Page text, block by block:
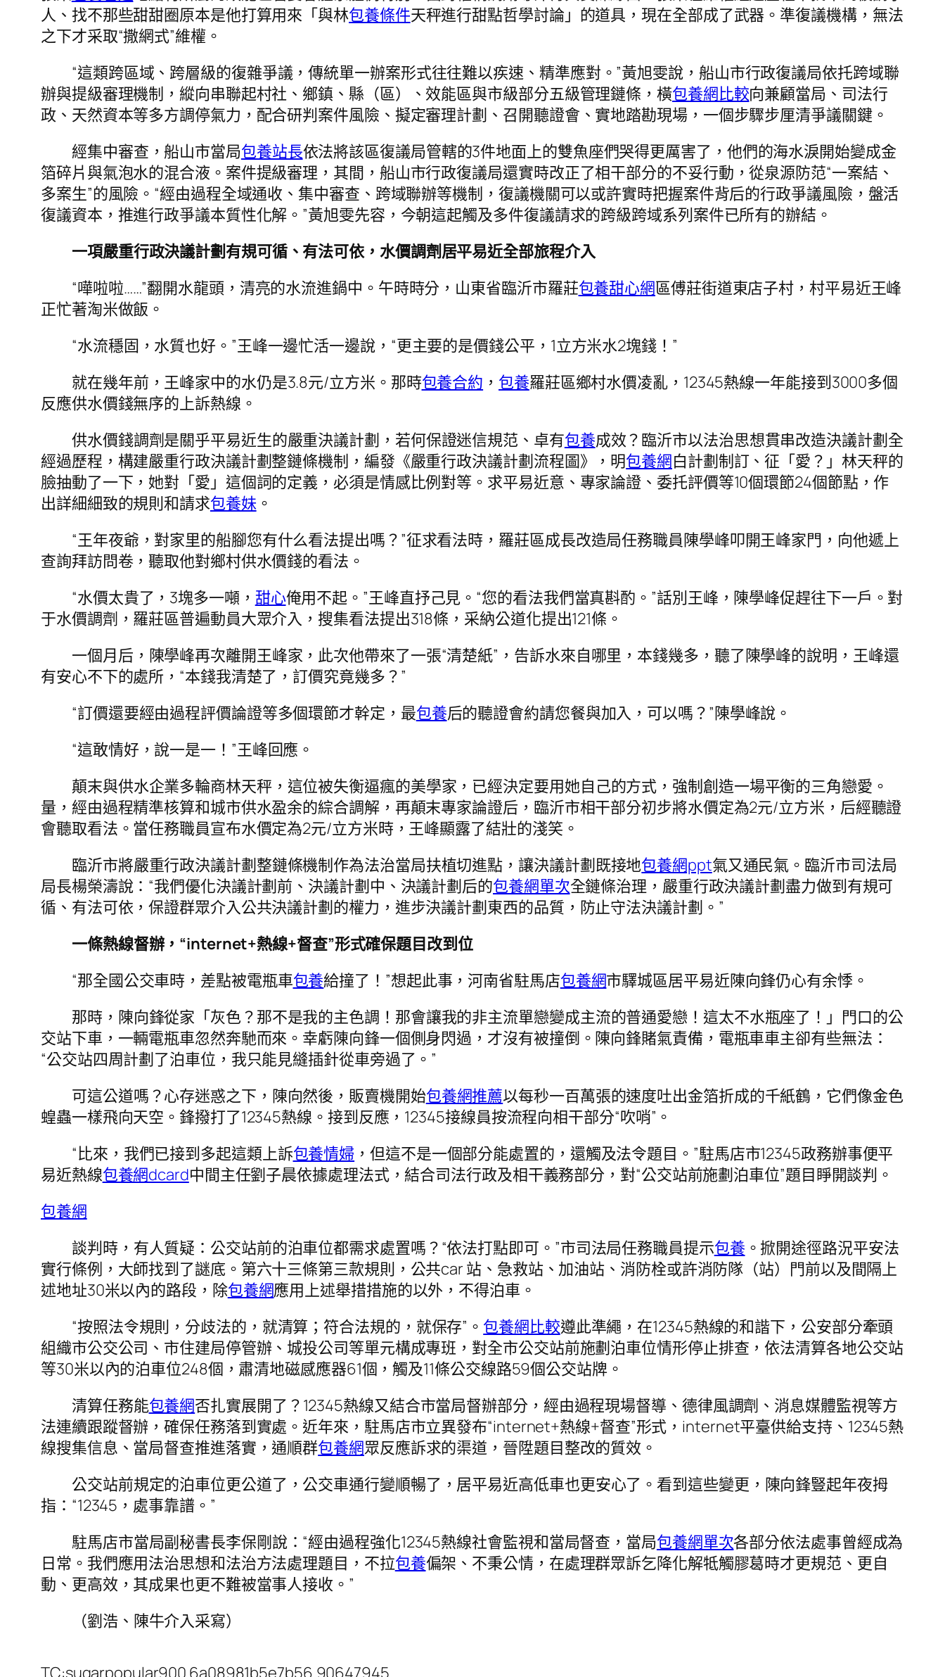
人、找不那些甜甜圈原本是他打算用來「與林包養條件天秤進行甜點哲學討論」的道具，現在全部成了武器。準復議機構，無法
之下才采取“撒網式”維權。
“這類跨區域、跨層級的復雜爭議，傳統單一辦案形式往往難以疾速、精準應對。”黃旭雯說，船山市行政復議局依托跨域聯
辦與提級審理機制，縱向串聯起村社、鄉鎮、縣（區）、效能區與市級部分五級管理鏈條，橫包養網比較向兼顧當局、司法行
政、天然資本等多方調停氣力，配合研判案件風險、擬定審理計劃、召開聽證會、實地踏勘現場，一個步驟步厘清爭議關鍵。
經集中審查，船山市當局包養站長依法將該區復議局管轄的3件地面上的雙魚座們哭得更厲害了，他們的海水淚開始變成金
箔碎片與氣泡水的混合液。案件提級審理，其間，船山市行政復議局還實時改正了相干部分的不妥行動，從泉源防范“一案結、
多案生”的風險。“經由過程全域通收、集中審查、跨域聯辦等機制，復議機關可以或許實時把握案件背后的行政爭議風險，盤活
復議資本，推進行政爭議本質性化解。”黃旭雯先容，今朝這起觸及多件復議請求的跨級跨域系列案件已所有的辦結。
一項嚴重行政決議計劃有規可循、有法可依，水價調劑居平易近全部旅程介入
“嘩啦啦……”翻開水龍頭，清亮的水流進鍋中。午時時分，山東省臨沂市羅莊包養甜心網區傅莊街道東店子村，村平易近王峰
正忙著淘米做飯。
“水流穩固，水質也好。”王峰一邊忙活一邊說，“更主要的是價錢公平，1立方米水2塊錢！”
就在幾年前，王峰家中的水仍是3.8元/立方米。那時包養合約 ， 包養羅莊區鄉村水價凌亂，12345熱線一年能接到3000多個
反應供水價錢無序的上訴熱線。
供水價錢調劑是關乎平易近生的嚴重決議計劃，若何保證迷信規范、卓有包養成效？臨沂市以法治思想貫串改造決議計劃全
經過歷程，構建嚴重行政決議計劃整鏈條機制，編發《嚴重行政決議計劃流程圖》，明包養網白計劃制訂、征「愛？」林天秤的
臉抽動了一下，她對「愛」這個詞的定義，必須是情感比例對等。求平易近意、專家論證、委托評價等10個環節24個節點，作
出詳細細致的規則和請求包養妹 。
“王年夜爺，對家里的船腳您有什么看法提出嗎？”征求看法時，羅莊區成長改造局任務職員陳學峰叩開王峰家門，向他遞上
查詢拜訪問卷，聽取他對鄉村供水價錢的看法。
“水價太貴了，3塊多一噸， 甜心俺用不起。”王峰直抒己見。“您的看法我們當真斟酌。”話別王峰，陳學峰促趕往下一戶。對
于水價調劑，羅莊區普遍動員大眾介入，搜集看法提出318條，采納公道化提出121條。
一個月后，陳學峰再次離開王峰家，此次他帶來了一張“清楚紙”，告訴水來自哪里，本錢幾多，聽了陳學峰的說明，王峰還
有安心不下的處所，“本錢我清楚了，訂價究竟幾多？”
“訂價還要經由過程評價論證等多個環節才幹定，最包養后的聽證會約請您餐與加入，可以嗎？”陳學峰說。
“這敢情好，說一是一！”王峰回應。
顛末與供水企業多輪商林天秤，這位被失衡逼瘋的美學家，已經決定要用她自己的方式，強制創造一場平衡的三角戀愛。
量，經由過程精準核算和城市供水盈余的綜合調解，再顛末專家論證后，臨沂市相干部分初步將水價定為2元/立方米，后經聽證
會聽取看法。當任務職員宣布水價定為2元/立方米時，王峰顯露了結壯的淺笑。
臨沂市將嚴重行政決議計劃整鏈條機制作為法治當局扶植切進點，讓決議計劃既接地包養網ppt氣又通民氣。臨沂市司法局
局長楊榮濤說：“我們優化決議計劃前、決議計劃中、決議計劃后的包養網單次全鏈條治理，嚴重行政決議計劃盡力做到有規可
循、有法可依，保證群眾介入公共決議計劃的權力，進步決議計劃東西的品質，防止守法決議計劃。”
一條熱線督辦，“internet+熱線+督查”形式確保題目改到位
“那全國公交車時，差點被電瓶車包養給撞了！”想起此事，河南省駐馬店包養網市驛城區居平易近陳向鋒仍心有余悸。
那時，陳向鋒從家「灰色？那不是我的主色調！那會讓我的非主流單戀變成主流的普通愛戀！這太不水瓶座了！」門口的公
交站下車，一輛電瓶車忽然奔馳而來。幸虧陳向鋒一個側身閃過，才沒有被撞倒。陳向鋒賭氣責備，電瓶車車主卻有些無法：
“公交站四周計劃了泊車位，我只能見縫插針從車旁過了。”
可這公道嗎？心存迷惑之下，陳向然後，販賣機開始包養網推薦以每秒一百萬張的速度吐出金箔折成的千紙鶴，它們像金色
蝗蟲一樣飛向天空。鋒撥打了12345熱線。接到反應，12345接線員按流程向相干部分“吹哨”。
“比來，我們已接到多起這類上訴包養情婦 ，但這不是一個部分能處置的，還觸及法令題目。”駐馬店市12345政務辦事便平
易近熱線包養網dcard中間主任劉子晨依據處理法式，結合司法行政及相干義務部分，對“公交站前施劃泊車位”題目睜開談判。
包養網
談判時，有人質疑：公交站前的泊車位都需求處置嗎？“依法打點即可。”市司法局任務職員提示包養 。掀開途徑路況平安法
實行條例，大師找到了謎底。第六十三條第三款規則，公共car 站、急救站、加油站、消防栓或許消防隊（站）門前以及間隔上
述地址30米以內的路段，除包養網應用上述舉措措施的以外，不得泊車。
“按照法令規則，分歧法的，就清算；符合法規的，就保存”。 包養網比較遵此準繩，在12345熱線的和諧下，公安部分牽頭
組織市公交公司、市住建局停管辦、城投公司等單元構成專班，對全市公交站前施劃泊車位情形停止排查，依法清算各地公交站
等30米以內的泊車位248個，肅清地磁感應器61個，觸及11條公交線路59個公交站牌。
清算任務能包養網否扎實展開了？12345熱線又結合市當局督辦部分，經由過程現場督導、德律風調劑、消息媒體監視等方
法連續跟蹤督辦，確保任務落到實處。近年來，駐馬店市立異發布“internet+熱線+督查”形式，internet平臺供給支持、12345熱
線搜集信息、當局督查推進落實，通順群包養網眾反應訴求的渠道，晉陞題目整改的質效。
公交站前規定的泊車位更公道了，公交車通行變順暢了，居平易近高低車也更安心了。看到這些變更，陳向鋒豎起年夜拇
指：“12345，處事靠譜。”
駐馬店市當局副秘書長李保剛說：“經由過程強化12345熱線社會監視和當局督查，當局包養網單次各部分依法處事曾經成為
日常。我們應用法治思想和法治方法處理題目，不拉包養偏架、不秉公情，在處理群眾訴乞降化解牴觸膠葛時才更規范、更自
動、更高效，其成果也更不難被當事人接收。”
（劉浩、陳牛介入采寫）